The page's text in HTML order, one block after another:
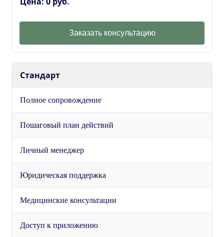
Заказать консультацию
Стандарт
Полное сопровождение
Пошаговый план действий
Личный менеджер
Юридическая поддержка
Медицинские консультации
Доступ к приложению